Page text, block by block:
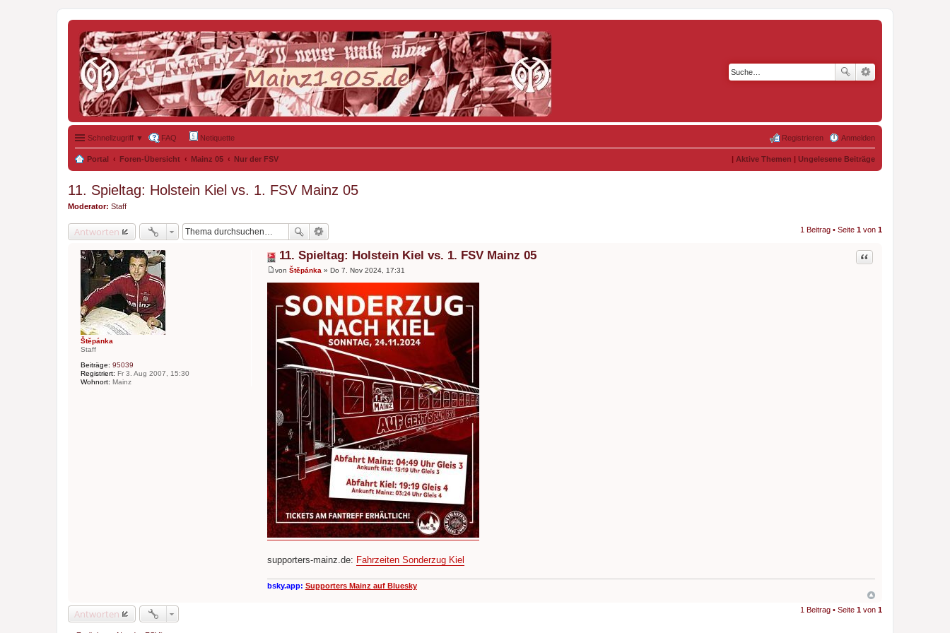
Schnellzugriff ▼ FAQ Netiquette Anmelden
Registrieren
Portal Foren-Übersicht Mainz 05 Nur der FSV | Aktive Themen | Ungelesene Beiträge
11. Spieltag: Holstein Kiel vs. 1. FSV Mainz 05
Moderator: Staff
Antworten 1 Beitrag • Seite 1 von 1
Štěpánka
Staff
Beiträge: 95039
Registriert: Fr 3. Aug 2007, 15:30
Wohnort: Mainz
11. Spieltag: Holstein Kiel vs. 1. FSV Mainz 05 Zitat
e
von Štěpánka » Do 7. Nov 2024, 17:31
supporters-mainz.de: Fahrzeiten Sonderzug Kiel
bsky.app: Supporters Mainz auf Bluesky
Antworten 1 Beitrag • Seite 1 von 1